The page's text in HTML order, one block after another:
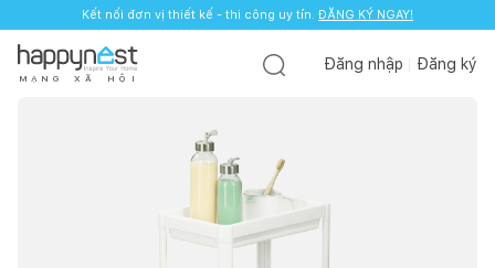
Kết nối đơn vị thiết kế - thi công uy tín. ĐĂNG KÝ NGAY!
M Ạ N G X Ã H Ộ I
Đăng nhập Đăng ký